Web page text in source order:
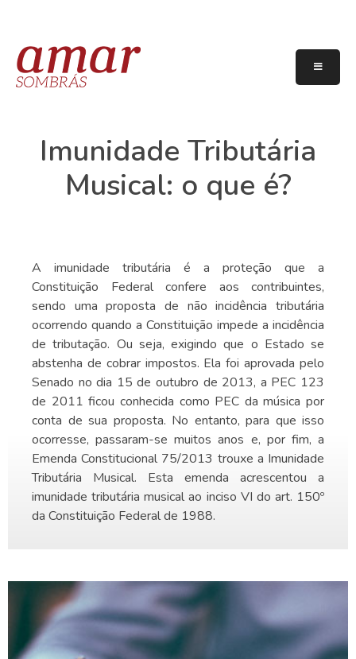
Imunidade Tributária
Musical: o que é?
A imunidade tributária é a proteção que a
Constituição Federal confere aos contribuintes,
sendo uma proposta de não incidência tributária
ocorrendo quando a Constituição impede a incidência
de tributação. Ou seja, exigindo que o Estado se
abstenha de cobrar impostos. Ela foi aprovada pelo
Senado no dia 15 de outubro de 2013, a PEC 123
de 2011 ficou conhecida como PEC da música por
conta de sua proposta. No entanto, para que isso
ocorresse, passaram-se muitos anos e, por fim, a
Emenda Constitucional 75/2013 trouxe a Imunidade
Tributária Musical. Esta emenda acrescentou a
imunidade tributária musical ao inciso VI do art. 150º
da Constituição Federal de 1988.